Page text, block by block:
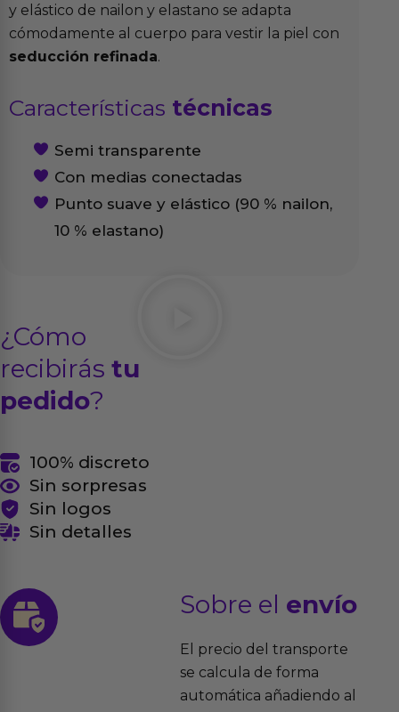
y elástico de nailon y elastano se adapta
cómodamente al cuerpo para vestir la piel con
seducción refinada.
Características técnicas
Semi transparente
Con medias conectadas
Punto suave y elástico (90 % nailon,
10 % elastano)
¿Cómo
recibirás tu
pedido?
100% discreto
Sin sorpresas
Sin logos
Sin detalles
Sobre el envío
El precio del transporte
se calcula de forma
automática añadiendo al